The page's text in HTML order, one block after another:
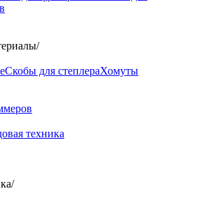
/
Скобы для степлераХомуты
/